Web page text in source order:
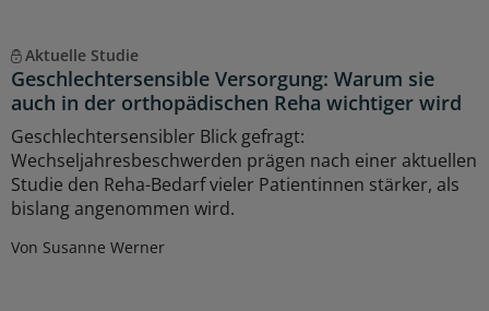
Aktuelle Studie
Geschlechtersensible Versorgung: Warum sie
auch in der orthopädischen Reha wichtiger wird
Geschlechtersensibler Blick gefragt:
Wechseljahresbeschwerden prägen nach einer aktuellen
Studie den Reha-Bedarf vieler Patientinnen stärker, als
bislang angenommen wird.
Von Susanne Werner